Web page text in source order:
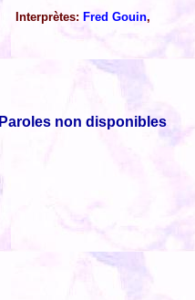
Interprètes: Fred Gouin,
Paroles non disponibles